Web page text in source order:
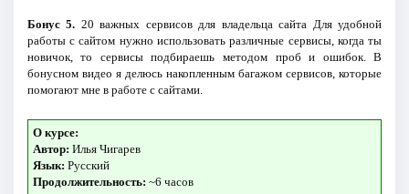
Бонус 5. 20 важных сервисов для владельца сайта Для удобной
работы с сайтом нужно использовать различные сервисы, когда ты
новичок, то сервисы подбираешь методом проб и ошибок. В
бонусном видео я делюсь накопленным багажом сервисов, которые
помогают мне в работе с сайтами.
О курсе:
Автор: Илья Чигарев
Язык: Русский
Продолжительность: ~6 часов